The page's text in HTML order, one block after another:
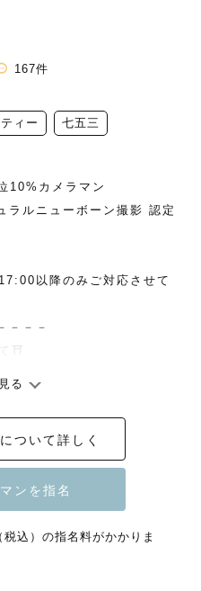
167件
ィー 七五三
10%カメラマン
ラルニューボーン撮影 認定
以降のみご対応させて
－－－
⛩️
ては、10月16日より受付い
生いたします。詳細はラ
ださい。
たは【13:30以降】でご
る
ついて詳しく
込）の指名料がかかりま